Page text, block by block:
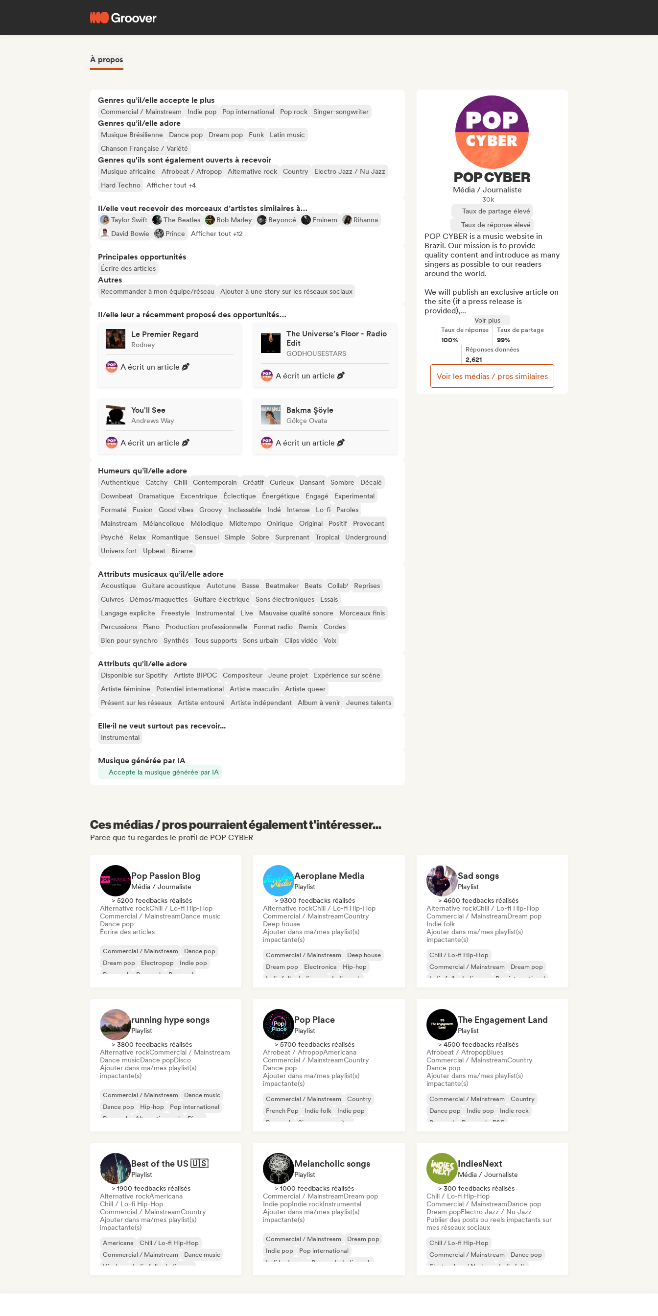
À propos
Genres qu’il/elle accepte le plus
Commercial / Mainstream Indie pop Pop international Pop rock Singer-songwriter
Genres qu’il/elle adore
Musique Brésilienne Dance pop Dream pop Funk
Latin music
Chanson Française / Variété
Genres qu'ils sont également ouverts à recevoir
Musique africaine Afrobeat / Afropop Alternative rock Country
Electro Jazz / Nu Jazz
Hard Techno
Afficher tout +4
Il/elle veut recevoir des morceaux d’artistes similaires à…
Taylor Swift The Beatles Bob Marley Beyoncé Eminem
Rihanna
David Bowie
Prince Afficher tout +12
Principales opportunités
Écrire des articles
Autres
Recommander à mon équipe/réseau Ajouter à une story sur les réseaux sociaux
Il/elle leur a récemment proposé des opportunités…
Le Premier Regard
Rodney
A écrit un article
The Universe’s Floor - Radio
Edit
GODHOUSESTARS
A écrit un article
You'll See
Andrews Way
A écrit un article
Bakma Şöyle
Gökçe Ovata
A écrit un article
Humeurs qu’il/elle adore
Authentique Catchy Chill Contemporain Créatif Curieux Dansant Sombre
Décalé
Downbeat
Dramatique Excentrique Éclectique Énergétique Engagé
Experimental
Formaté
Fusion Good vibes Groovy Inclassable Indé Intense Lo-fi
Paroles
Mainstream
Mélancolique Mélodique Midtempo Onirique Original Positif
Provocant
Psyché
Relax Romantique Sensuel Simple Sobre Surprenant Tropical
Underground
Univers fort
Upbeat Bizarre
Attributs musicaux qu’il/elle adore
Acoustique Guitare acoustique Autotune Basse Beatmaker Beats Collab'
Reprises
Cuivres
Démos/maquettes Guitare électrique Sons électroniques
Essais
Langage explicite
Freestyle Instrumental Live Mauvaise qualité sonore
Morceaux finis
Percussions
Piano Production professionnelle Format radio Remix
Cordes
Bien pour synchro
Synthés Tous supports Sons urbain Clips vidéo Voix
Attributs qu'il/elle adore
Disponible sur Spotify Artiste BIPOC Compositeur Jeune projet
Expérience sur scène
Artiste féminine
Potentiel international Artiste masculin
Artiste queer
Présent sur les réseaux
Artiste entouré Artiste indépendant Album à venir Jeunes talents
Elle·il ne veut surtout pas recevoir...
Instrumental
Musique générée par IA
Accepte la musique générée par IA
POP CYBER
Média / Journaliste
30k
Taux de partage élevé
Taux de réponse élevé
POP CYBER is a music website in
Brazil. Our mission is to provide
quality content and introduce as many
singers as possible to our readers
around the world.
We will publish an exclusive article on
the site (if a press release is
provided),...
Voir plus
Taux de réponse
100%
Taux de partage
99%
Réponses données
2,621
Voir les médias / pros similaires
Ces médias / pros pourraient également t'intéresser...
Parce que tu regardes le profil de POP CYBER
Pop Passion Blog
Média / Journaliste
> 5200 feedbacks réalisés
Alternative rockChill / Lo-fi Hip-Hop
Commercial / MainstreamDance music
Dance pop
Écrire des articles
Commercial / Mainstream
Dance pop
Dream pop
Electropop
Indie pop
Pop punk
Pop rock Pop soul
Aeroplane Media
Playlist
> 9300 feedbacks réalisés
Alternative rockChill / Lo-fi Hip-Hop
Commercial / MainstreamCountry
Deep house
Ajouter dans ma/mes playlist(s)
impactante(s)
Commercial / Mainstream
Deep house
Dream pop
Electronica
Hip-hop
Indie folk
Indie pop Indie rock
Sad songs
Playlist
> 4600 feedbacks réalisés
Alternative rockChill / Lo-fi Hip-Hop
Commercial / MainstreamDream pop
Indie folk
Ajouter dans ma/mes playlist(s)
impactante(s)
Chill / Lo-fi Hip-Hop
Commercial / Mainstream
Dream pop
Indie folk
Indie pop
Pop international
running hype songs
Playlist
> 3800 feedbacks réalisés
Alternative rockCommercial / Mainstream
Dance musicDance popDisco
Ajouter dans ma/mes playlist(s)
impactante(s)
Commercial / Mainstream
Dance music
Dance pop
Hip-hop
Pop international
Pop rock
Alternative rock Disco
Pop Place
Playlist
> 5700 feedbacks réalisés
Afrobeat / AfropopAmericana
Commercial / MainstreamCountry
Dance pop
Ajouter dans ma/mes playlist(s)
impactante(s)
Commercial / Mainstream
Country
French Pop
Indie folk
Indie pop
Pop rock
Singer-songwriter
The Engagement Land
Playlist
> 4500 feedbacks réalisés
Afrobeat / AfropopBlues
Commercial / MainstreamCountry
Dance pop
Ajouter dans ma/mes playlist(s)
impactante(s)
Commercial / Mainstream
Country
Dance pop
Indie pop
Indie rock
Pop rock
Pop soul R&B
Best of the US 🇺🇸
Playlist
> 1900 feedbacks réalisés
Alternative rockAmericana
Chill / Lo-fi Hip-Hop
Commercial / MainstreamCountry
Ajouter dans ma/mes playlist(s)
impactante(s)
Americana
Chill / Lo-fi Hip-Hop
Commercial / Mainstream
Dance music
Hip-hop
Indie folk
Indie pop
Melancholic songs
Playlist
> 1000 feedbacks réalisés
Commercial / MainstreamDream pop
Indie popIndie rockInstrumental
Ajouter dans ma/mes playlist(s)
impactante(s)
Commercial / Mainstream
Dream pop
Indie pop
Pop international
Lofi bedroom
Pop soul
Indie rock
IndiesNext
Média / Journaliste
> 300 feedbacks réalisés
Chill / Lo-fi Hip-Hop
Commercial / MainstreamDance pop
Dream popElectro Jazz / Nu Jazz
Publier des posts ou reels impactants sur
mes réseaux sociaux
Chill / Lo-fi Hip-Hop
Commercial / Mainstream
Dance pop
Electro Jazz / Nu Jazz
Indie folk